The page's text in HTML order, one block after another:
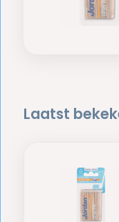
Laatst